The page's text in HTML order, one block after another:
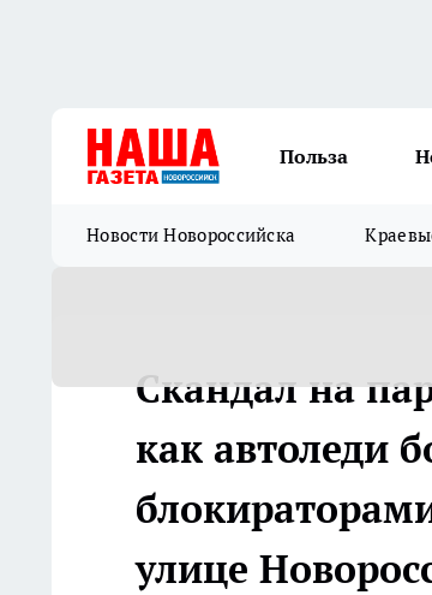
Польза
Новости Новороссийска
Скандал на
как автоледи
улице